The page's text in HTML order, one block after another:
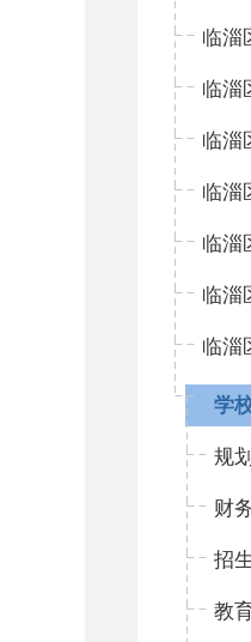
临淄
临淄
临淄
学
规
财
招
教